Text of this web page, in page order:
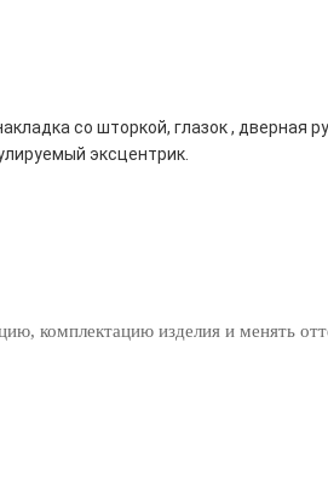
со шторкой, глазок , дверная
эксцентрик.
комплектацию изделия и менять